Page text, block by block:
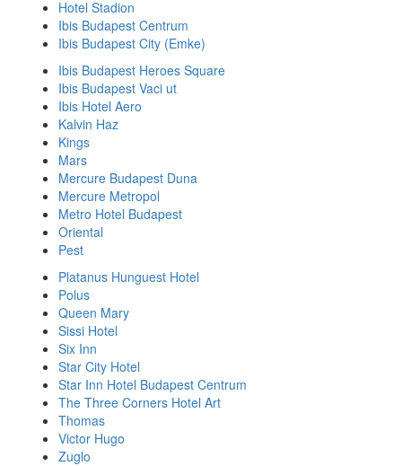
Hotel Stadion
Ibis Budapest Centrum
Ibis Budapest City (Emke)
Ibis Budapest Heroes Square
Ibis Budapest Vaci ut
Ibis Hotel Aero
Kalvin Haz
Kings
Mars
Mercure Budapest Duna
Mercure Metropol
Metro Hotel Budapest
Oriental
Pest
Platanus Hunguest Hotel
Polus
Queen Mary
Sissi Hotel
Six Inn
Star City Hotel
Star Inn Hotel Budapest Centrum
The Three Corners Hotel Art
Thomas
Victor Hugo
Zuglo